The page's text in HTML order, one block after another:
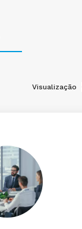
Visualização